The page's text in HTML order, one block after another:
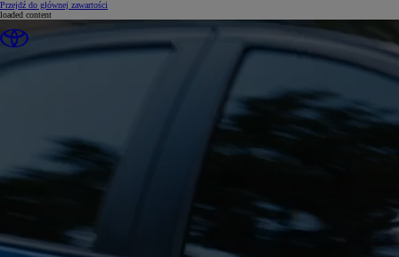
Przejdź do głównej zawartości
loaded content